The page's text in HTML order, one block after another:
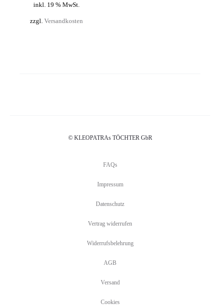
inkl. 19 % MwSt.
zzgl. Versandkosten
© KLEOPATRAs TÖCHTER GbR
FAQs
Impressum
Datenschutz
Vertrag widerrufen
Widerrufsbelehrung
AGB
Versand
Cookies